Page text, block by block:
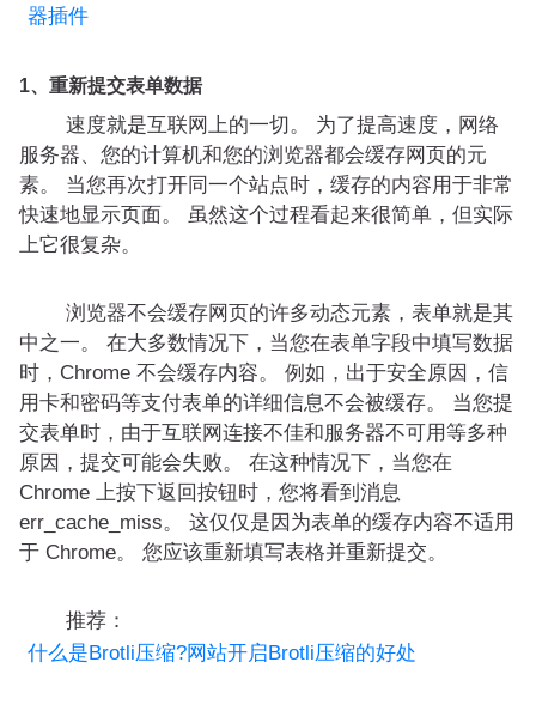
器插件
1、重新提交表单数据
速度就是互联网上的一切。 为了提高速度，网络
服务器、您的计算机和您的浏览器都会缓存网页的元
素。 当您再次打开同一个站点时，缓存的内容用于非常
快速地显示页面。 虽然这个过程看起来很简单，但实际
上它很复杂。
浏览器不会缓存网页的许多动态元素，表单就是其
中之一。 在大多数情况下，当您在表单字段中填写数据
时，Chrome 不会缓存内容。 例如，出于安全原因，信
用卡和密码等支付表单的详细信息不会被缓存。 当您提
交表单时，由于互联网连接不佳和服务器不可用等多种
原因，提交可能会失败。 在这种情况下，当您在
Chrome 上按下返回按钮时，您将看到消息
err_cache_miss。 这仅仅是因为表单的缓存内容不适用
于 Chrome。 您应该重新填写表格并重新提交。
推荐：
什么是Brotli压缩?网站开启Brotli压缩的好处